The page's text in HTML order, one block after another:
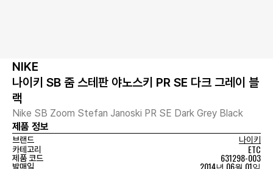
NIKE
나이키 SB 줌 스테판 야노스키 PR SE 다크 그레이 블
랙
Nike SB Zoom Stefan Janoski PR SE Dark Grey Black
제품 정보
브랜드
나이키
카테고리
ETC
제품 코드 631298-003
발매일 2014년 06월 01일